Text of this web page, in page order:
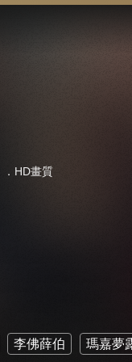
．HD畫質
李佛薛伯 瑪嘉夢